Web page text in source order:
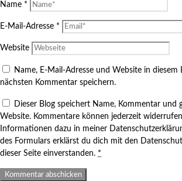
Name *
E-Mail-Adresse *
Website
Name, E-Mail-Adresse und Website in
nächsten Kommentar speichern.
Dieser Blog speichert Name, Kommentar und
Website. Kommentare können jederzeit
Informationen dazu in meiner
des Formulars erklärst du dich mit den
dieser Seite einverstanden. *